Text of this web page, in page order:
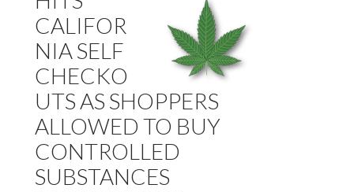
CALIFOR
NIA SELF
CHECKO
UTS AS SHOPPERS
ALLOWED TO BUY
CONTROLLED
SUBSTANCES